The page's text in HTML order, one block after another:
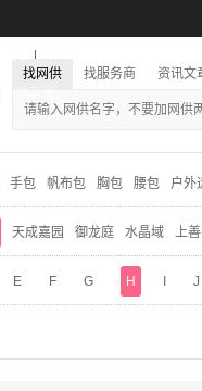
找网供 找服务商 资讯文
手包 帆布包 胸包 腰包 户外
天成嘉园 御龙庭 水晶域 上
E F G H J